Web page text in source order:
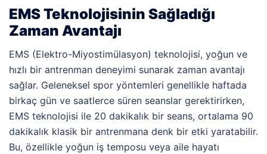
EMS Teknolojisinin Sağladığı
Zaman Avantajı
EMS (Elektro-Miyostimülasyon) teknolojisi, yoğun ve
hızlı bir antrenman deneyimi sunarak zaman avantajı
sağlar. Geleneksel spor yöntemleri genellikle haftada
birkaç gün ve saatlerce süren seanslar gerektirirken,
EMS teknolojisi ile 20 dakikalık bir seans, ortalama 90
dakikalık klasik bir antrenmana denk bir etki yaratabilir.
Bu, özellikle yoğun iş temposu veya aile hayatı